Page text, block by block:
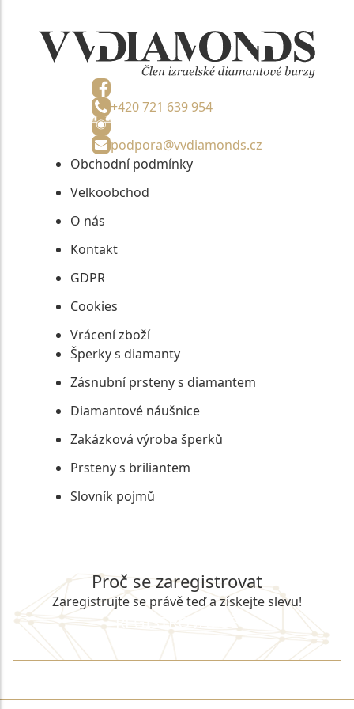
+420 721 639 954
podpora@vvdiamonds.cz
Obchodní podmínky
Velkoobchod
O nás
Kontakt
GDPR
Cookies
Vrácení zboží
Šperky s diamanty
Zásnubní prsteny s diamantem
Diamantové náušnice
Zakázková výroba šperků
Prsteny s briliantem
Slovník pojmů
Proč se zaregistrovat
Zaregistrujte se právě teď a získejte slevu!
REGISTROVAT SE